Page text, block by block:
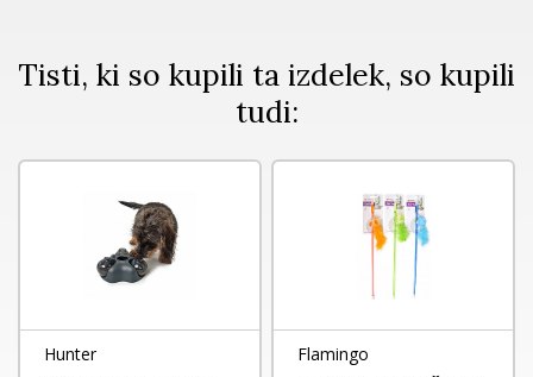
Tisti, ki so kupili ta izdelek, so kupili
tudi:
Hunter
Flamingo